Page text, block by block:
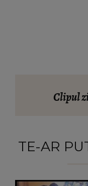
Clipul
TE-AR